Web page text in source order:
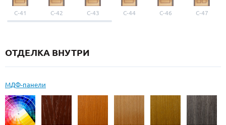
С-41 С-42 С-43 С-44 С-46 С-47
ОТДЕЛКА ВНУТРИ
МДФ-панели